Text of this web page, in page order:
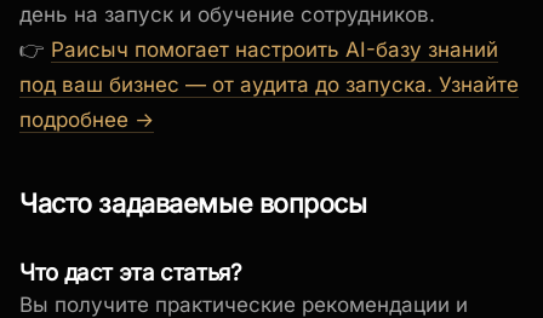
день на запуск и обучение сотрудников.
👉 Раисыч помогает настроить AI-базу знаний
под ваш бизнес — от аудита до запуска. Узнайте
подробнее →
Часто задаваемые вопросы
Что даст эта статья?
Вы получите практические рекомендации и